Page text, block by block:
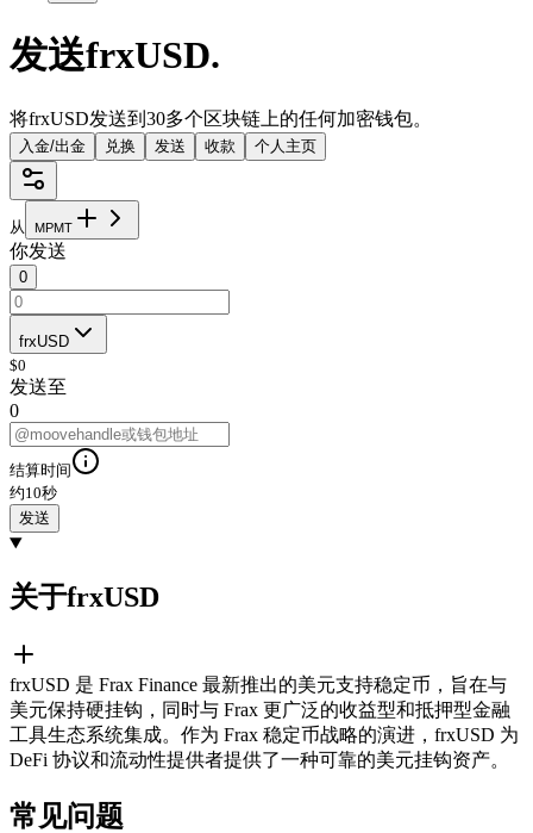
发送frxUSD.
将frxUSD发送到30多个区块链上的任何加密钱包。
入金/出金 兑换 发送 收款 个人主页
从 MPMT
你发送
0
frxUSD
$0
发送至
0
结算时间
约10秒
发送
关于frxUSD
frxUSD 是 Frax Finance 最新推出的美元支持稳定币，旨在与
美元保持硬挂钩，同时与 Frax 更广泛的收益型和抵押型金融
工具生态系统集成。作为 Frax 稳定币战略的演进，frxUSD 为
DeFi 协议和流动性提供者提供了一种可靠的美元挂钩资产。
常见问题